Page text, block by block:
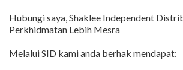
Hubungi saya, Shaklee Independent
Perkhidmatan Lebih Mesra
Melalui SID kami anda berhak mendapat: